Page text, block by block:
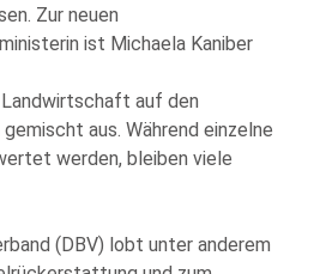
Zur neuen
ist Michaela Kaniber
Landwirtschaft auf den
aus. Während einzelne
werden, bleiben viele
(DBV) lobt unter anderem